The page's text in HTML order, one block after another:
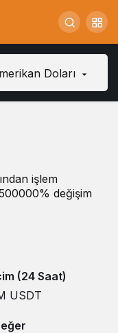
Doları
işlem
değişim
(24 Saat)
USDT